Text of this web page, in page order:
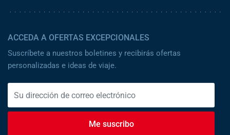
ACCEDA A OFERTAS EXCEPCIONALES
Suscríbete a nuestros boletines y recibirás ofertas
personalizadas e ideas de viaje.
Me suscribo